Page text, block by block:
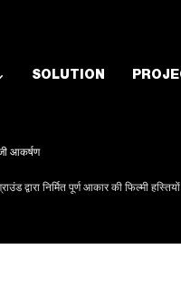
SOLUTION
आकर्षण
द्वारा निर्मित पूर्ण आकार की फिल्मी